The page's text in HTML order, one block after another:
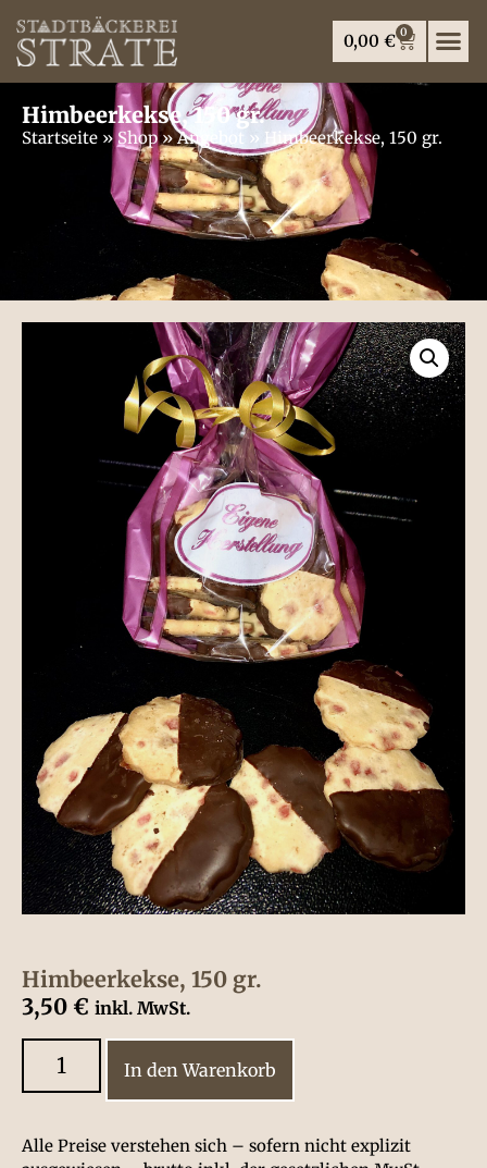
0,00 € 0
Himbeerkekse, 150 gr.
Startseite »Shop»Angebot » Himbeerkekse, 150 gr.
Himbeerkekse, 150 gr.
3,50 € inkl. MwSt.
In den Warenkorb
Alle Preise verstehen sich – sofern nicht explizit